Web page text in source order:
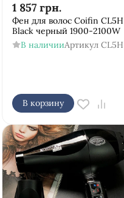
1 857 грн.
Фен для волос Coifin CL5H
Black черный 1900-2100W
В наличииАртикул CL5H
В корзину